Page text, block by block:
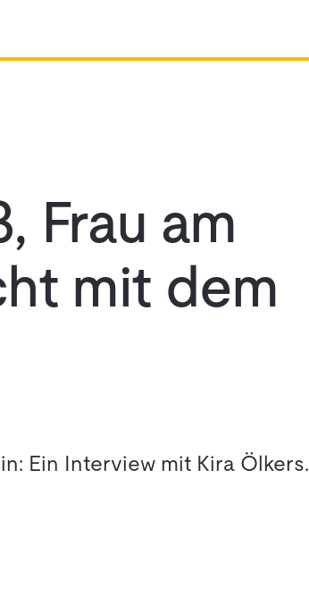
Frau am
mit dem
Ein Interview mit Kira Ölkers.